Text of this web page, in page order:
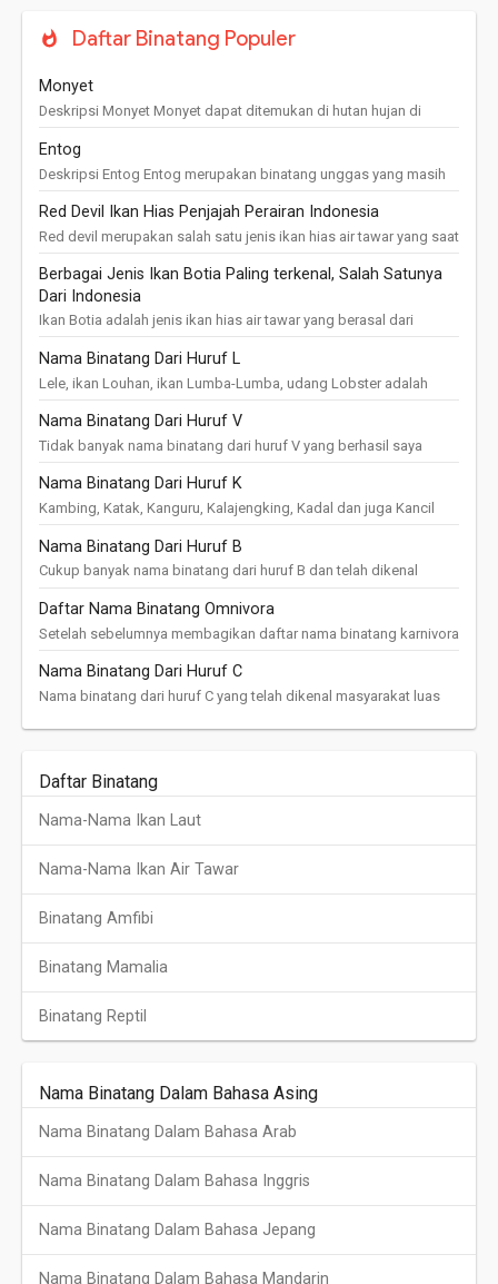
Daftar Binatang Populer
Monyet
Deskripsi Monyet Monyet dapat ditemukan di hutan hujan di
seluruh daerah tropis. Tempat tinggal monyet yang paling nyaman
adalah di ka...
Entog
Deskripsi Entog Entog merupakan binatang unggas yang masih
berkerabat dekat dengan bebek, Entog adalah bebek dengan
ukuran paling besar ...
Red Devil Ikan Hias Penjajah Perairan Indonesia
Red devil merupakan salah satu jenis ikan hias air tawar yang saat
ini telah banyak menjajah perairan Indonesia mulai dari danau,
setu, hi...
Berbagai Jenis Ikan Botia Paling terkenal, Salah Satunya
Dari Indonesia
Ikan Botia adalah jenis ikan hias air tawar yang berasal dari
perairan tropis wilayah Asia Tenggara dan Asia Timur seperti
Indonesia, Indi...
Nama Binatang Dari Huruf L
Lele, ikan Louhan, ikan Lumba-Lumba, udang Lobster adalah
nama binatang air dari huruf L yang sudah akrab ditelinga kita,
selain itu ada ju...
Nama Binatang Dari Huruf V
Tidak banyak nama binatang dari huruf V yang berhasil saya
himpun, namun saya berhasil menemukan beberapa binatang
yang namanya diawali de...
Nama Binatang Dari Huruf K
Kambing, Katak, Kanguru, Kalajengking, Kadal dan juga Kancil
adalah nama-nama binatang yang diawali dengan huruf K yang
sudah sering kita ...
Nama Binatang Dari Huruf B
Cukup banyak nama binatang dari huruf B dan telah dikenal
secara luas seperti bebek, bangau, banteng, belut, biawak,
buaya, bekicot juga b...
Daftar Nama Binatang Omnivora
Setelah sebelumnya membagikan daftar nama binatang karnivora
, herbivora dan insektivora , pagi hari ini saya akan membagikan
daftar nama ...
Nama Binatang Dari Huruf C
Nama binatang dari huruf C yang telah dikenal masyarakat luas
cumi-cumi, camar...
Daftar Binatang
Nama-Nama Ikan Laut
Nama-Nama Ikan Air Tawar
Binatang Amfibi
Binatang Mamalia
Binatang Reptil
Nama Binatang Dalam Bahasa Asing
Nama Binatang Dalam Bahasa Arab
Nama Binatang Dalam Bahasa Inggris
Nama Binatang Dalam Bahasa Jepang
Nama Binatang Dalam Bahasa Mandarin